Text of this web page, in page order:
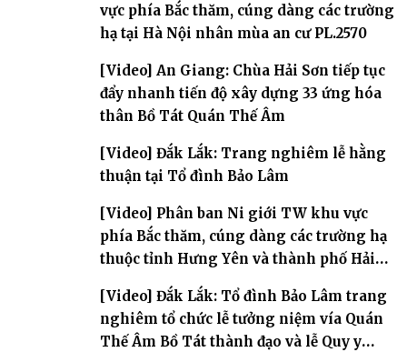
vực phía Bắc thăm, cúng dàng các trường
hạ tại Hà Nội nhân mùa an cư PL.2570
[Video] An Giang: Chùa Hải Sơn tiếp tục
đẩy nhanh tiến độ xây dựng 33 ứng hóa
thân Bồ Tát Quán Thế Âm
[Video] Đắk Lắk: Trang nghiêm lễ hằng
thuận tại Tổ đình Bảo Lâm
[Video] Phân ban Ni giới TW khu vực
phía Bắc thăm, cúng dàng các trường hạ
thuộc tỉnh Hưng Yên và thành phố Hải
[Video] Đắk Lắk: Tổ đình Bảo Lâm trang
nghiêm tổ chức lễ tưởng niệm vía Quán
Thế Âm Bồ Tát thành đạo và lễ Quy y